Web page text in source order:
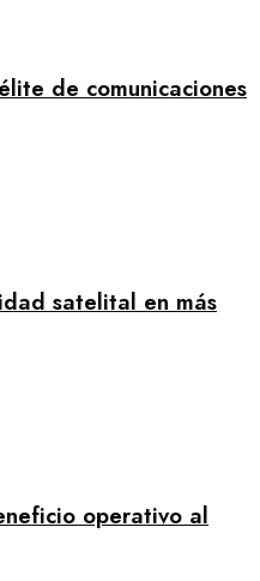
de comunicaciones
satelital en más
operativo al